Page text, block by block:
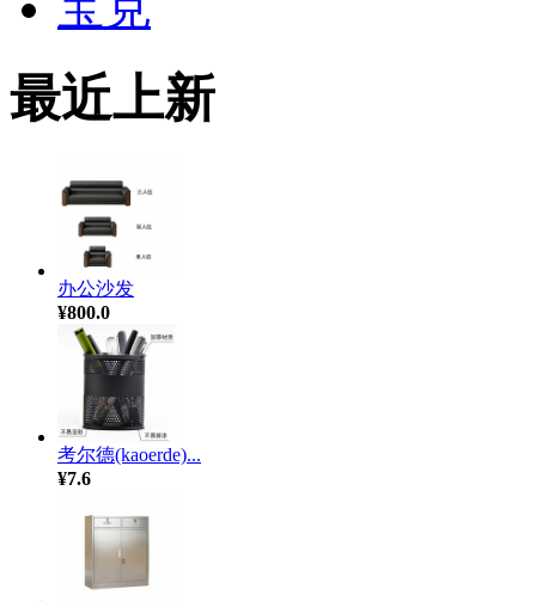
最近上新
办公沙发
¥800.0
考尔德(kaoerde)...
¥7.6